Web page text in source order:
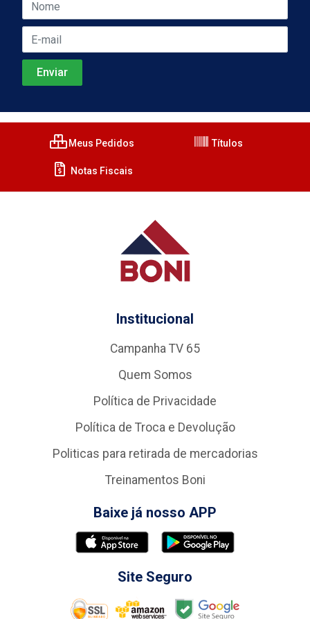
Meus Pedidos Títulos
Notas Fiscais
Institucional
Campanha TV 65
Quem Somos
Política de Privacidade
Política de Troca e Devolução
Politicas para retirada de mercadorias
Treinamentos Boni
Baixe já nosso APP
Site Seguro